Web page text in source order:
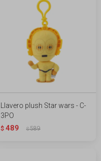
Llavero plush Star wars - C-
3PO
$ 489 $589